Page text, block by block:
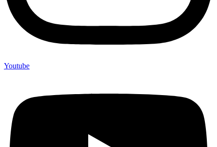
Youtube